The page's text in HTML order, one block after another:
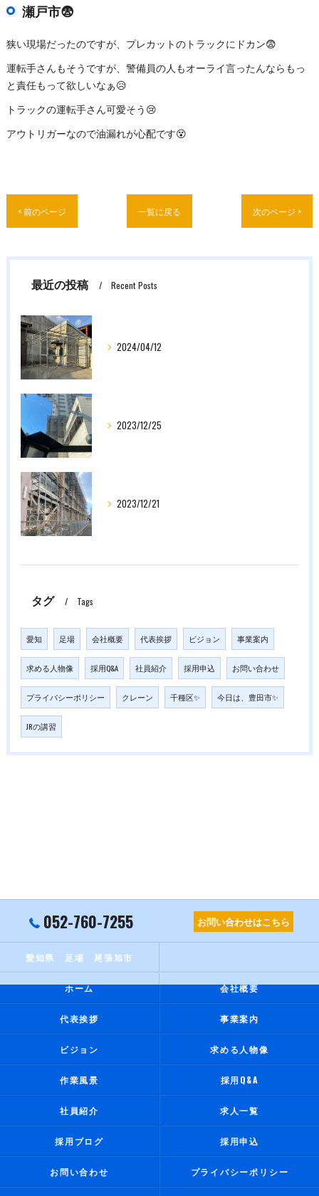
瀬戸市😨
狭い現場だったのですが、プレカットのトラックにドカン😨
運転手さんもそうですが、警備員の人もオーライ言ったんならもっ
と責任もって欲しいなぁ😥
トラックの運転手さん可愛そう😢
アウトリガーなので油漏れが心配です😵
< 前のページ 一覧に戻る 次のページ >
最近の投稿 Recent Posts
2024/04/12
2023/12/25
2023/12/21
タグ Tags
愛知 足場 会社概要 代表挨拶 ビジョン 事業案内
求める人物像 採用Q&A 社員紹介 採用申込 お問い合わせ
プライバシーポリシー クレーン 千種区✨ 今日は、豊田市✨
JRの講習
052-760-7255 お問い合わせはこちら
愛知県 足場 尾張旭市
ホーム 会社概要
代表挨拶 事業案内
ビジョン 求める人物像
作業風景 採用Q&A
社員紹介 求人一覧
採用ブログ 採用申込
お問い合わせ プライバシーポリシー